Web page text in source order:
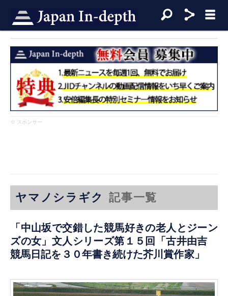
※ スポンサー
ヤマノシラギク 記事一覧
「中山坂で交錯した競馬好きの老人とジーン
ズの女」文人シリーズ第１５回「古井由吉
競馬日記を３０年書き続けた芥川賞作家」